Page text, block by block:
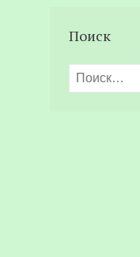
Поиск
Найти: